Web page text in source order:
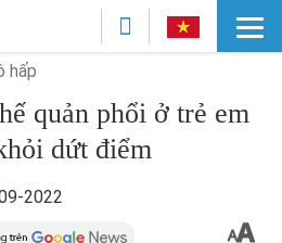
hấp
quản phổi ở trẻ em
dứt điểm
2022